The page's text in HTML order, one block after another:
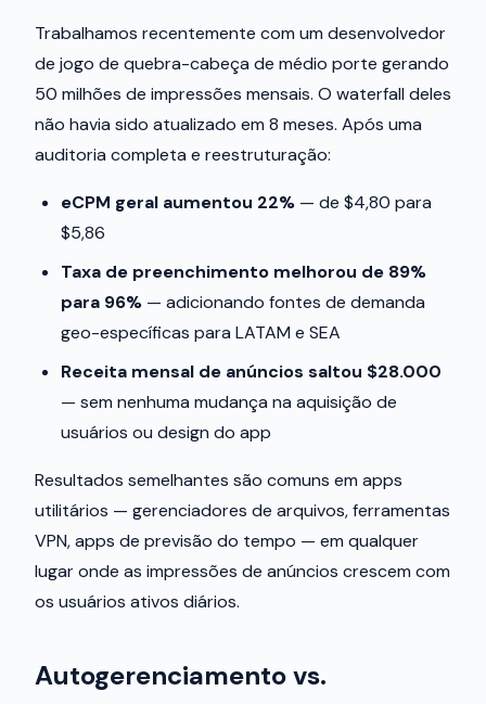
Trabalhamos recentemente com um desenvolvedor
de jogo de quebra-cabeça de médio porte gerando
50 milhões de impressões mensais. O waterfall deles
não havia sido atualizado em 8 meses. Após uma
auditoria completa e reestruturação:
eCPM geral aumentou 22% — de $4,80 para
$5,86
Taxa de preenchimento melhorou de 89%
para 96% — adicionando fontes de demanda
geo-específicas para LATAM e SEA
Receita mensal de anúncios saltou $28.000
— sem nenhuma mudança na aquisição de
usuários ou design do app
Resultados semelhantes são comuns em apps
utilitários — gerenciadores de arquivos, ferramentas
VPN, apps de previsão do tempo — em qualquer
lugar onde as impressões de anúncios crescem com
os usuários ativos diários.
Autogerenciamento vs.